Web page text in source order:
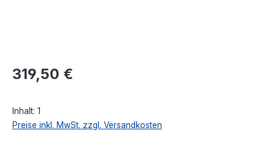
Regulärer Preis:
319,50 €
Inhalt: 1
Preise inkl. MwSt. zzgl. Versandkosten